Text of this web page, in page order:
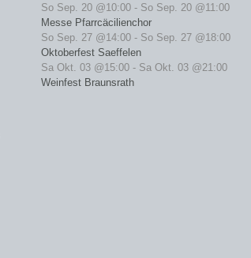
So Sep. 20 @10:00 - So Sep. 20 @11:00
Messe Pfarrcäcilienchor
So Sep. 27 @14:00 - So Sep. 27 @18:00
Oktoberfest Saeffelen
Sa Okt. 03 @15:00 - Sa Okt. 03 @21:00
Weinfest Braunsrath